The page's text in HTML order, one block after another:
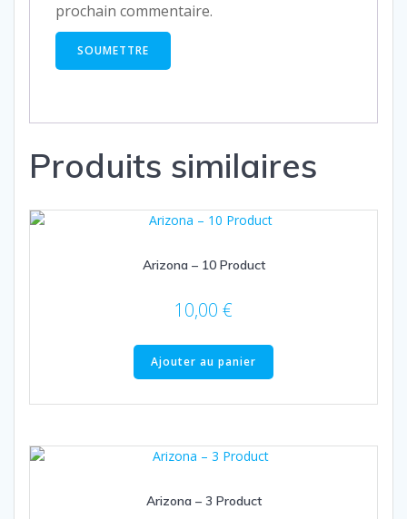
prochain commentaire.
Produits similaires
Arizona – 10 Product
10,00 €
Ajouter au panier
Arizona – 3 Product